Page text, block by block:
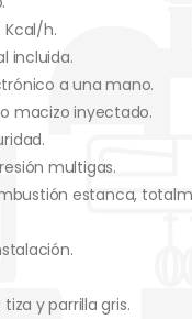
Kcal/h.
incluida.
a una mano.
macizo inyectado.
multigas.
estanca,
y parrilla gris.